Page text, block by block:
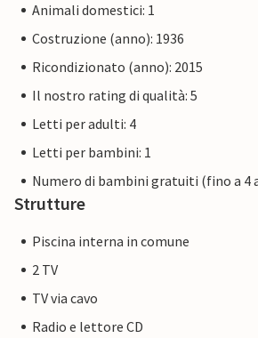
Animali domestici: 1
Costruzione (anno): 1936
Ricondizionato (anno): 2015
Il nostro rating di qualità: 5
Letti per adulti: 4
Letti per bambini: 1
Numero di bambini gratuiti (fino a 4
Strutture
Piscina interna in comune
2 TV
TV via cavo
Radio e lettore CD